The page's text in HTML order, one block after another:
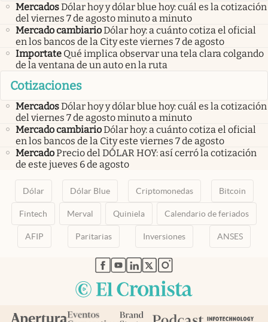
MercadosDólar hoy y dólar blue hoy: cuál es la cotización
del viernes 7 de agosto minuto a minuto
Mercado cambiarioDólar hoy: a cuánto cotiza el oficial
en los bancos de la City este viernes 7 de agosto
Importate Qué implica observar una tela clara colgando
de la ventana de un auto en la ruta
Cotizaciones
MercadosDólar hoy y dólar blue hoy: cuál es la cotización
del viernes 7 de agosto minuto a minuto
Mercado cambiarioDólar hoy: a cuánto cotiza el oficial
en los bancos de la City este viernes 7 de agosto
MercadoPrecio del DÓLAR HOY: así cerró la cotización
de este jueves 6 de agosto
Dólar Dólar Blue Criptomonedas Bitcoin
Fintech Merval Quiniela Calendario de feriados
AFIP Paritarias Inversiones ANSES
abre en nueva pestaña
abre en nueva pestaña
abre en nueva pestaña
abre en nueva pestaña
abre en nueva pestaña